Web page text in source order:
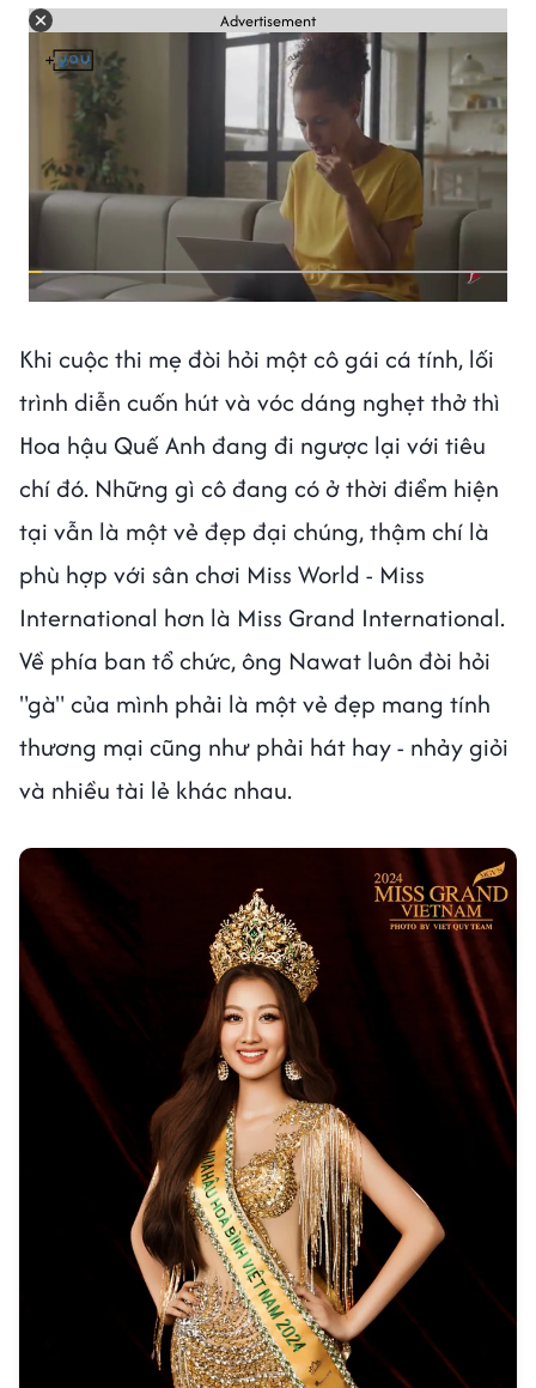
Advertisement
Khi cuộc thi mẹ đòi hỏi một cô gái cá tính, lối
trình diễn cuốn hút và vóc dáng nghẹt thở thì
Hoa hậu Quế Anh đang đi ngược lại với tiêu
chí đó. Những gì cô đang có ở thời điểm hiện
tại vẫn là một vẻ đẹp đại chúng, thậm chí là
phù hợp với sân chơi Miss World - Miss
International hơn là Miss Grand International.
Về phía ban tổ chức, ông Nawat luôn đòi hỏi
"gà" của mình phải là một vẻ đẹp mang tính
thương mại cũng như phải hát hay - nhảy giỏi
và nhiều tài lẻ khác nhau.